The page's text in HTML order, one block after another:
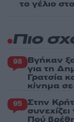
το γέλιο
Πιο
98 Βγήκαν
για τη
Γρατσία
κίνημα
95 Στην
Πού